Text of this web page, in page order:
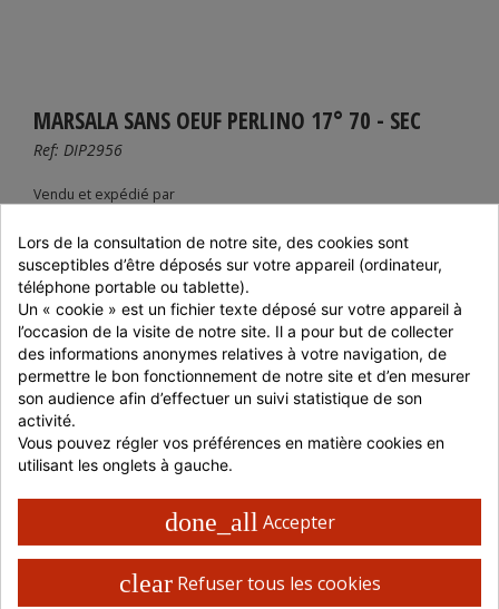
MARSALA SANS OEUF PERLINO 17° 70 - SEC
Ref: DIP2956
Vendu et expédié par
Prévenez-moi lorsque le produit est disponible
0,00 €
Connectez-vous pour ajouter au panier
JE ME CONNECTE
JE M'INSCRIS
Lors de la consultation de notre site, des cookies sont
susceptibles d’être déposés sur votre appareil (ordinateur,
téléphone portable ou tablette).
Un « cookie » est un fichier texte déposé sur votre appareil à
l’occasion de la visite de notre site. Il a pour but de collecter
des informations anonymes relatives à votre navigation, de
permettre le bon fonctionnement de notre site et d’en mesurer
son audience afin d’effectuer un suivi statistique de son
activité.
Vous pouvez régler vos préférences en matière cookies en
utilisant les onglets à gauche.
done_all Accepter
clear Refuser tous les cookies